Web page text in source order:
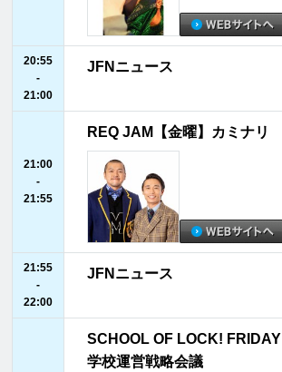
20:55
-
21:00
JFNニュース
21:00
-
21:55
REQ JAM【金曜】カミナリ
21:55
-
22:00
JFNニュース
SCHOOL OF LOCK! FRIDAY
学校運営戦略会議